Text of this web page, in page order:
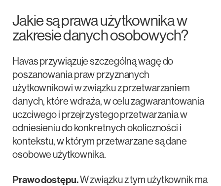
Jakie są prawa użytkownika w
zakresie danych osobowych?
Havas przywiązuje szczególną wagę do
poszanowania praw przyznanych
użytkownikowi w związku z przetwarzaniem
danych, które wdraża, w celu zagwarantowania
uczciwego i przejrzystego przetwarzania w
odniesieniu do konkretnych okoliczności i
kontekstu, w którym przetwarzane są dane
osobowe użytkownika.
Prawo dostępu.W związku z tym użytkownik ma